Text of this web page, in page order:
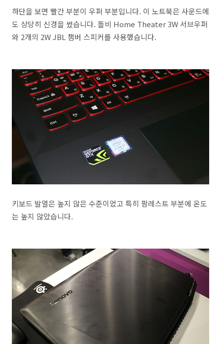
하단을 보면 빨간 부분이 우퍼 부분입니다. 이 노트북은 사운드에
도 상당히 신경을 썼습니다. 돌비 Home Theater 3W 서브우퍼
와 2개의 2W JBL 챔버 스피커를 사용했습니다.
키보드 발열은 높지 않은 수준이었고 특히 팜레스트 부분에 온도
는 높지 않았습니다.